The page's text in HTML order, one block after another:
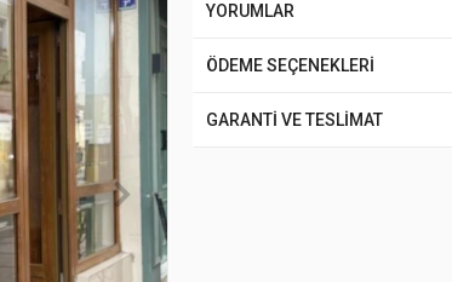
YORUMLAR
ÖDEME SEÇENEKLERİ
GARANTİ VE TESLİMAT